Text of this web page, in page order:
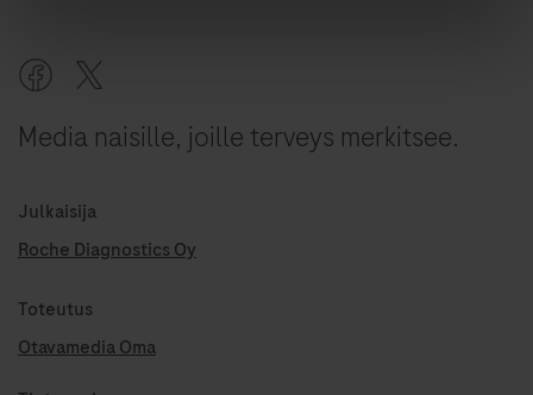
Media naisille, joille terveys merkitsee.
Julkaisija
Roche Diagnostics Oy
Toteutus
Otavamedia Oma